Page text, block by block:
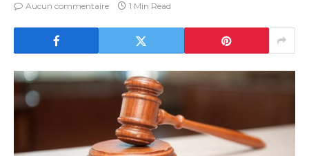
Aucun commentaire
1 Min Read